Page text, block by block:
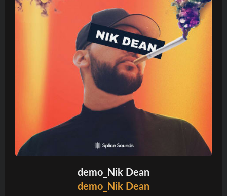
demo_Nik Dean
demo_Nik Dean